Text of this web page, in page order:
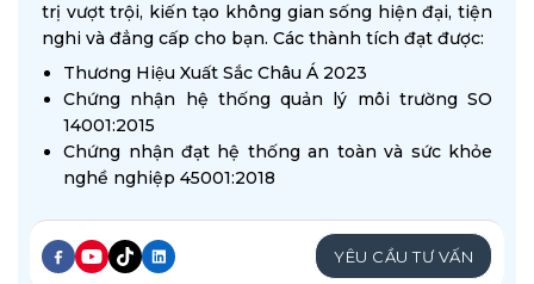
trị vượt trội, kiến tạo không gian sống hiện đại, tiện
nghi và đẳng cấp cho bạn. Các thành tích đạt được:
Thương Hiệu Xuất Sắc Châu Á 2023
Chứng nhận hệ thống quản lý môi trường SO
14001:2015
Chứng nhận đạt hệ thống an toàn và sức khỏe
nghề nghiệp 45001:2018
YÊU CẦU TƯ VẤN